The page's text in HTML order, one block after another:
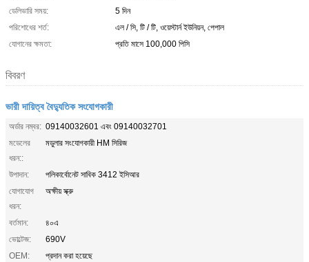
ডেলিভারি সময়:
5 দিন
পরিশোধের শর্ত:
এল / সি, টি / টি, ওয়েস্টার্ন ইউনিয়ন, পেপাল
যোগানের ক্ষমতা:
প্রতি মাসে 100,000 পিসি
বিবরণ
ভারী দায়িত্ব বৈদ্যুতিক সংযোগকারী
অর্ডার নম্বর: 09140032601 এবং 09140032701
মডেলের
ধরন::
মডুলার সংযোগকারী HM সিরিজ
উপাদান:
পলিকার্বোনেট সাবিক 3412 ইসিআর
যোগাযোগ
ধরন:
অক্ষীয় স্ক্রু
বর্তমান:
৪০এ
ভোল্টেজ:
690V
OEM:
প্রদান করা হয়েছে